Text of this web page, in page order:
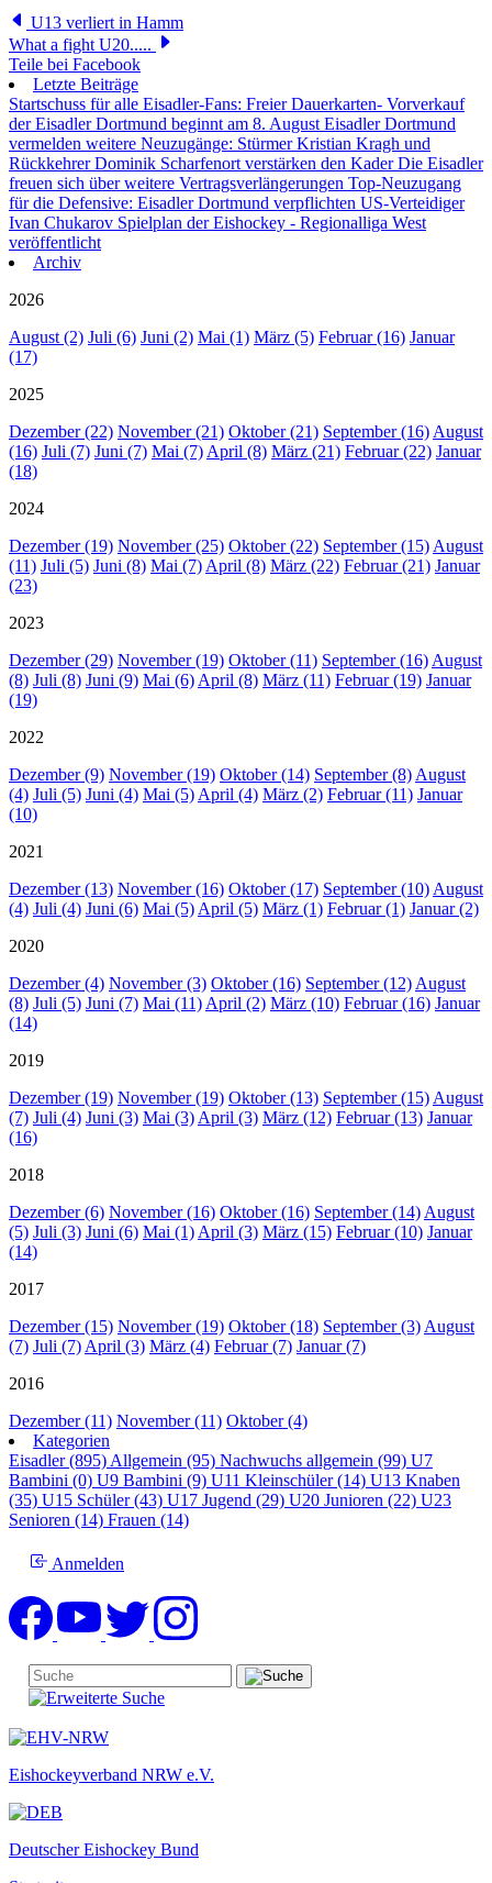
U13 verliert in Hamm
What a fight U20.....
Teile bei Facebook
Letzte Beiträge
Startschuss für alle Eisadler-Fans: Freier Dauerkarten- Vorverkauf
der Eisadler Dortmund beginnt am 8. August Eisadler Dortmund
vermelden weitere Neuzugänge: Stürmer Kristian Kragh und
Rückkehrer Dominik Scharfenort verstärken den KaderDie Eisadler
freuen sich über weitere Vertragsverlängerungen Top-Neuzugang
für die Defensive: Eisadler Dortmund verpflichten US-Verteidiger
Ivan Chukarov Spielplan der Eishockey - Regionalliga West
veröffentlicht
Archiv
2026
August (2) Juli (6) Juni (2) Mai (1) März (5) Februar (16) Januar
(17)
2025
Dezember (22) November (21) Oktober (21) September (16) August
(16) Juli (7) Juni (7) Mai (7) April (8) März (21) Februar (22) Januar
(18)
2024
Dezember (19) November (25) Oktober (22) September (15) August
(11) Juli (5) Juni (8) Mai (7) April (8) März (22) Februar (21) Januar
(23)
2023
Dezember (29) November (19) Oktober (11) September (16) August
(8) Juli (8) Juni (9) Mai (6) April (8) März (11) Februar (19) Januar
(19)
2022
Dezember (9) November (19) Oktober (14) September (8) August
(4) Juli (5) Juni (4) Mai (5) April (4) März (2) Februar (11) Januar
(10)
2021
Dezember (13) November (16) Oktober (17) September (10) August
(4) Juli (4) Juni (6) Mai (5) April (5) März (1) Februar (1) Januar (2)
2020
Dezember (4) November (3) Oktober (16) September (12) August
(8) Juli (5) Juni (7) Mai (11) April (2) März (10) Februar (16) Januar
(14)
2019
Dezember (19) November (19) Oktober (13) September (15) August
(7) Juli (4) Juni (3) Mai (3) April (3) März (12) Februar (13) Januar
(16)
2018
Dezember (6) November (16) Oktober (16) September (14) August
(5) Juli (3) Juni (6) Mai (1) April (3) März (15) Februar (10) Januar
(14)
2017
Dezember (15) November (19) Oktober (18) September (3) August
(7) Juli (7) April (3) März (4) Februar (7) Januar (7)
2016
Dezember (11) November (11) Oktober (4)
Kategorien
Eisadler (895) Allgemein (95) Nachwuchs allgemein (99) U7
Bambini (0) U9 Bambini (9) U11 Kleinschüler (14) U13 Knaben
(35) U15 Schüler (43) U17 Jugend (29) U20 Junioren (22) U23
Senioren (14) Frauen (14)
Anmelden
Eishockeyverband NRW e.V.
Deutscher Eishockey Bund